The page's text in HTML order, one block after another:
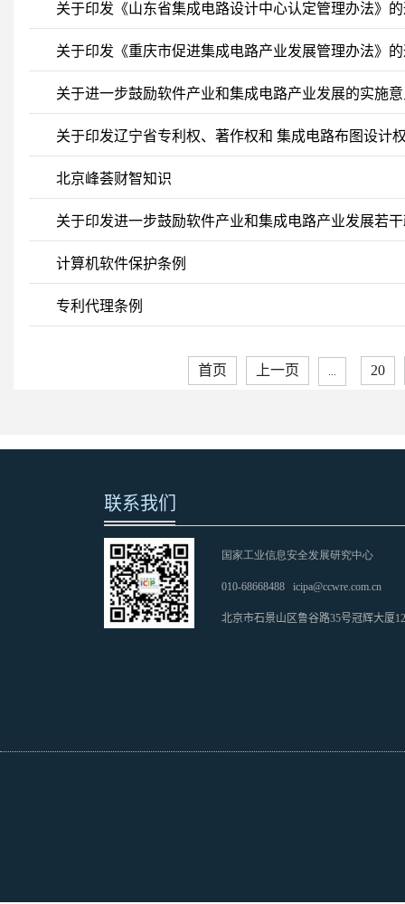
关于印发《山东省集成电路设计中心认定管理办法》
关于印发《重庆市促进集成电路产业发展管理办法》
关于进一步鼓励软件产业和集成电路产业发展的实施
关于印发辽宁省专利权、著作权和 集成电路布图设计
北京峰荟财智知识
关于印发进一步鼓励软件产业和集成电路产业发展若
计算机软件保护条例
专利代理条例
首页 上一页 ... 20
联系我们
国家工业信息安全发展研究中心
010-68668488 icipa@ccwre.com.cn
北京市石景山区鲁谷路35号冠辉大厦